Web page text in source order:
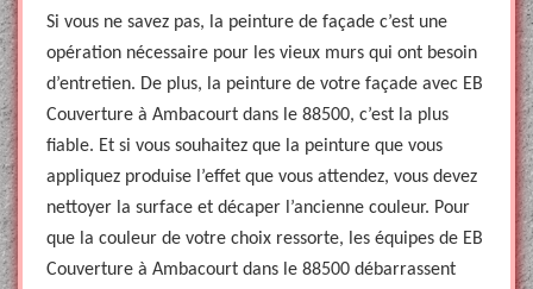
Si vous ne savez pas, la peinture de façade c’est une
opération nécessaire pour les vieux murs qui ont besoin
d’entretien. De plus, la peinture de votre façade avec EB
Couverture à Ambacourt dans le 88500, c’est la plus
fiable. Et si vous souhaitez que la peinture que vous
appliquez produise l’effet que vous attendez, vous devez
nettoyer la surface et décaper l’ancienne couleur. Pour
que la couleur de votre choix ressorte, les équipes de EB
Couverture à Ambacourt dans le 88500 débarrassent